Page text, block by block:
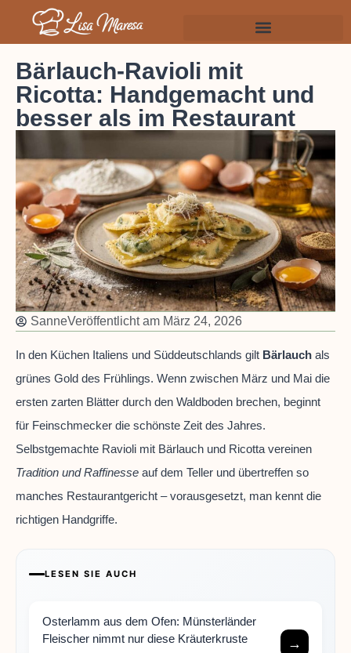
Bärlauch-Ravioli mit
Ricotta: Handgemacht und
besser als im Restaurant
SanneVeröffentlicht am März 24, 2026
In den Küchen Italiens und Süddeutschlands gilt Bärlauch als
grünes Gold des Frühlings. Wenn zwischen März und Mai die
ersten zarten Blätter durch den Waldboden brechen, beginnt
für Feinschmecker die schönste Zeit des Jahres.
Selbstgemachte Ravioli mit Bärlauch und Ricotta vereinen
Tradition und Raffinesse auf dem Teller und übertreffen so
manches Restaurantgericht – vorausgesetzt, man kennt die
richtigen Handgriffe.
LESEN SIE AUCH
Osterlamm aus dem Ofen: Münsterländer
Fleischer nimmt nur diese Kräuterkruste
→